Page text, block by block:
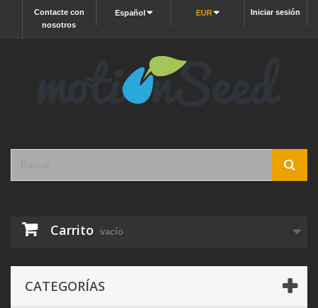
Iniciar sesión
EUR
Español
Contacte con
nosotros
Carrito vacío
CATEGORÍAS